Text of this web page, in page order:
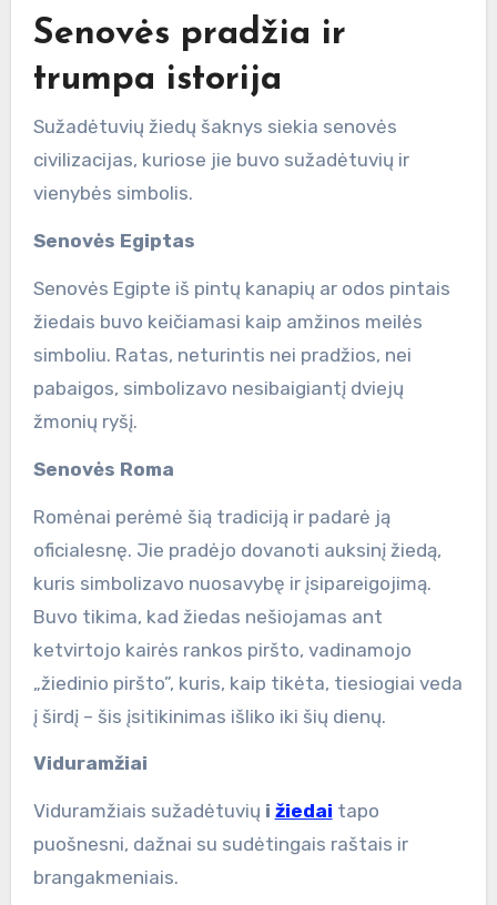
Senovės pradžia ir
trumpa istorija
Sužadėtuvių žiedų šaknys siekia senovės
civilizacijas, kuriose jie buvo sužadėtuvių ir
vienybės simbolis.
Senovės Egiptas
Senovės Egipte iš pintų kanapių ar odos pintais
žiedais buvo keičiamasi kaip amžinos meilės
simboliu. Ratas, neturintis nei pradžios, nei
pabaigos, simbolizavo nesibaigiantį dviejų
žmonių ryšį.
Senovės Roma
Romėnai perėmė šią tradiciją ir padarė ją
oficialesnę. Jie pradėjo dovanoti auksinį žiedą,
kuris simbolizavo nuosavybę ir įsipareigojimą.
Buvo tikima, kad žiedas nešiojamas ant
ketvirtojo kairės rankos piršto, vadinamojo
„žiedinio piršto”, kuris, kaip tikėta, tiesiogiai veda
į širdį – šis įsitikinimas išliko iki šių dienų.
Viduramžiai
Viduramžiais sužadėtuvių i žiedai tapo
puošnesni, dažnai su sudėtingais raštais ir
brangakmeniais.